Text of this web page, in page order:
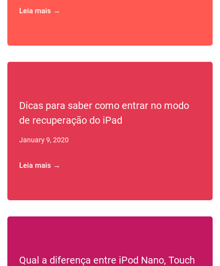
Leia mais →
Dicas para saber como entrar no modo
de recuperação do iPad
January 9, 2020
Leia mais →
Qual a diferença entre iPod Nano, Touch